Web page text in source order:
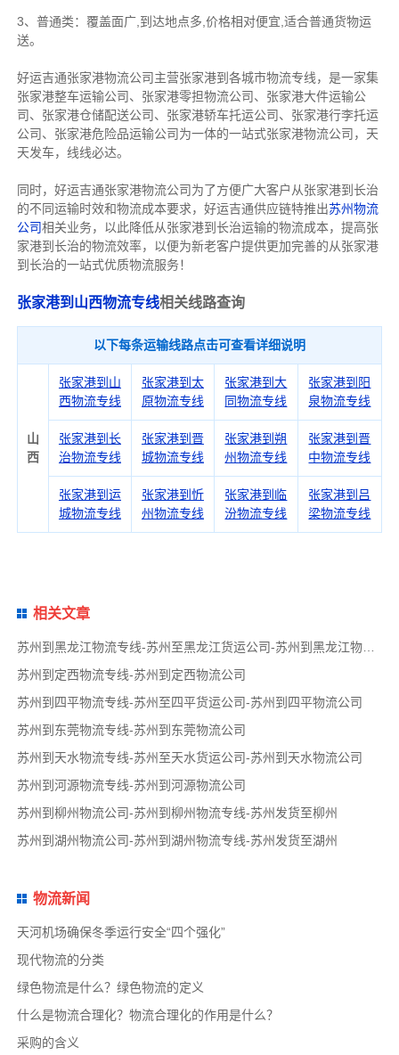
3、普通类：覆盖面广,到达地点多,价格相对便宜,适合普通货物运
送。
好运吉通张家港物流公司主营张家港到各城市物流专线，是一家集
张家港整车运输公司、 张家港零担物流公司、 张家港大件运输公
司、 张家港仓储配送公司、 张家港轿车托运公司、 张家港行李托运
公司、 张家港危险品运输公司为一体的一站式张家港物流公司 ，天
天发车，线线必达。
同时，好运吉通张家港物流公司为了方便广大客户从张家港到长治
的不同运输时效和物流成本要求，好运吉通供应链特推出苏州物流
公司相关业务，以此降低从张家港到长治运输的物流成本，提高张
家港到长治的物流效率，以便为新老客户提供更加完善的从张家港
到长治的一站式优质物流服务！
张家港到山西物流专线相关线路查询
以下每条运输线路点击可查看详细说明
山
西
张家港到山
西物流专线
张家港到太
原物流专线
张家港到大
同物流专线
张家港到阳
泉物流专线
张家港到长
治物流专线
张家港到晋
城物流专线
张家港到朔
州物流专线
张家港到晋
中物流专线
张家港到运
城物流专线
张家港到忻
州物流专线
张家港到临
汾物流专线
张家港到吕
梁物流专线
相关文章
苏州到黑龙江物流专线-苏州至黑龙江货运公司-苏州到黑龙江物流公司
苏州到定西物流专线-苏州到定西物流公司
苏州到四平物流专线-苏州至四平货运公司-苏州到四平物流公司
苏州到东莞物流专线-苏州到东莞物流公司
苏州到天水物流专线-苏州至天水货运公司-苏州到天水物流公司
苏州到河源物流专线-苏州到河源物流公司
苏州到柳州物流公司-苏州到柳州物流专线-苏州发货至柳州
苏州到湖州物流公司-苏州到湖州物流专线-苏州发货至湖州
物流新闻
天河机场确保冬季运行安全“四个强化”
现代物流的分类
绿色物流是什么？绿色物流的定义
什么是物流合理化？物流合理化的作用是什么？
采购的含义